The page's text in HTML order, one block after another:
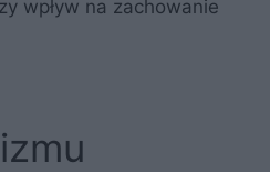
wpływ na zachowanie